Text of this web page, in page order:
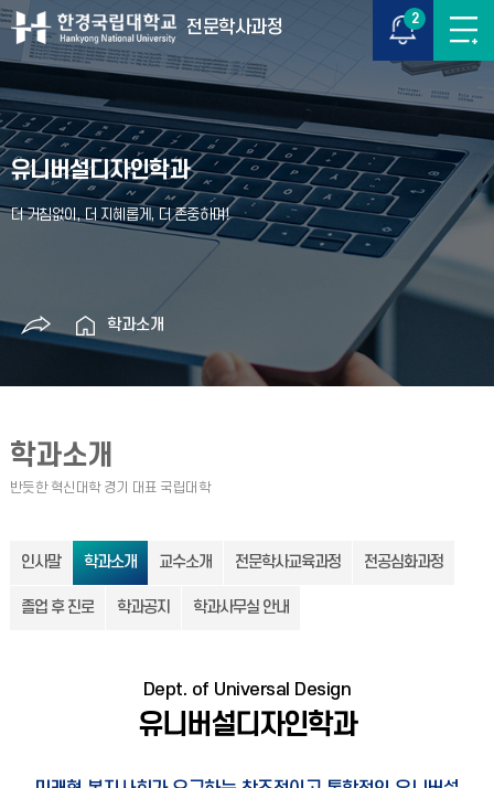
전문학사과정 2
유니버설디자인학과
학과소개
학과소개
인사말 학과소개 교수소개 전문학사교육과정 전공심화과정
졸업 후 진로 학과공지 학과사무실 안내
Dept. of Universal Design
유니버설디자인학과